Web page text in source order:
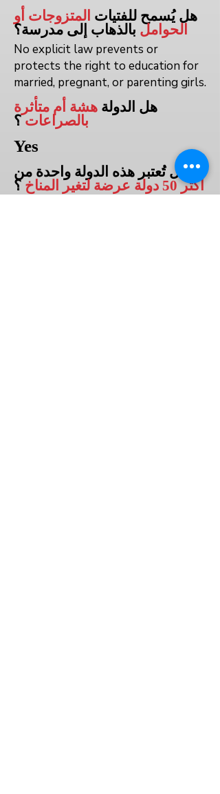
هل يُسمح للفتيات المتزوجات أو
الحوامل بالذهاب إلى مدرسة؟
No explicit law prevents or
protects the right to education for
married, pregnant, or parenting girls.
هل الدولة هشة أم متأثرة
بالصراعات ؟
Yes
هل تُعتبر هذه الدولة واحدة من
أكثر 50 دولة عرضة لتغير المناخ
؟